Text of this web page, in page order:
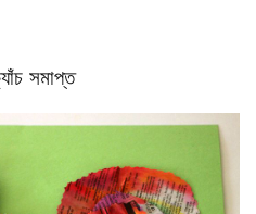
সমাপ্ত